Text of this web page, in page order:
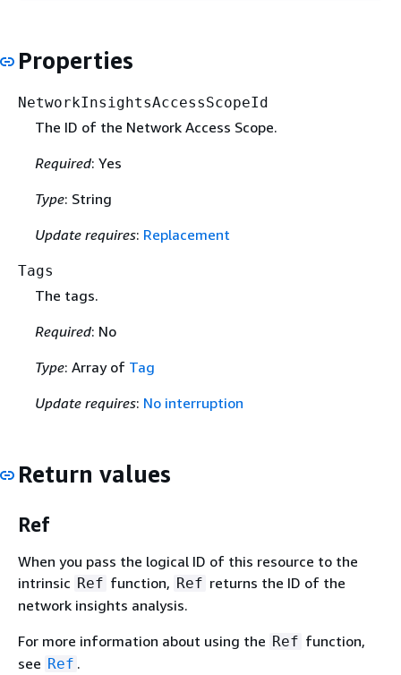
Properties
NetworkInsightsAccessScopeId
The ID of the Network Access Scope.
Required: Yes
Type: String
Update requires: Replacement
Tags
The tags.
Required: No
Type: Array of Tag
Update requires: No interruption
Return values
Ref
When you pass the logical ID of this resource to the
intrinsic Ref function, Ref returns the ID of the
network insights analysis.
For more information about using the Ref function,
see Ref .